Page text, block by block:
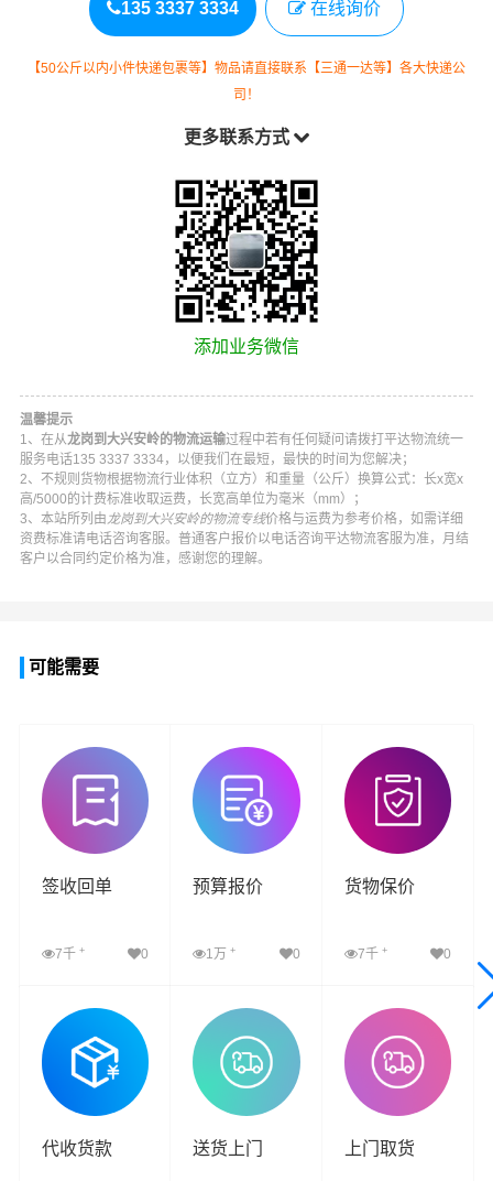
135 3337 3334 在线询价
【50公斤以内小件快递包裹等】物品请直接联系【三通一达等】各大快递公
司！
更多联系方式
添加业务微信
温馨提示
1、在从龙岗到大兴安岭的物流运输过程中若有任何疑问请拨打 平达物流统一
服务电话135 3337 3334，以便我们在最短，最快的时间为您解决；
2、不规则货物根据物流行业体积（立方）和重量（公斤）换算公式：长x宽x
高/5000的计费标准收取运费，长宽高单位为毫米（mm）；
3、本站所列由龙岗到大兴安岭的物流专线价格与运费为参考价格，如需详细
资费标准请电话咨询客服。普通客户报价以电话咨询平达物流客服为准，月结
客户以合同约定价格为准，感谢您的理解。
可能需要
签收回单
7千 + 0
查看详细
预算报价
1万+ 0
查看详细
货物保价
7千 + 0
查看详细
代收货款 送货上门 上门取货